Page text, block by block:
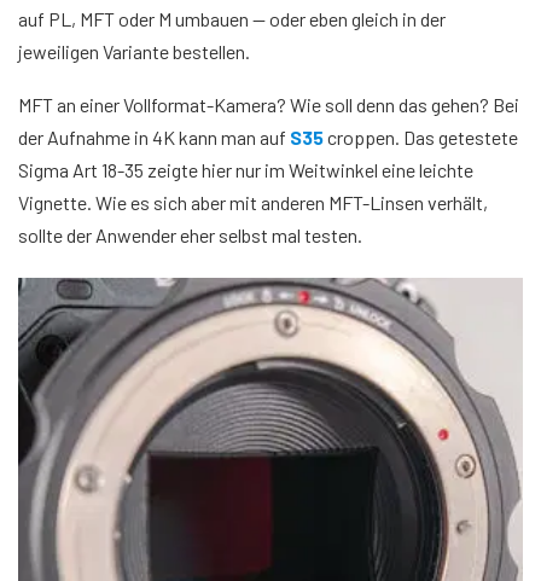
auf PL, MFT oder M umbauen — oder eben gleich in der
jeweiligen Variante bestellen.
MFT an einer Vollformat-Kamera? Wie soll denn das gehen? Bei
der Aufnahme in 4K kann man auf S35croppen. Das getestete
Sigma Art 18-35 zeigte hier nur im Weitwinkel eine leichte
Vignette. Wie es sich aber mit anderen MFT-Linsen verhält,
sollte der Anwender eher selbst mal testen.